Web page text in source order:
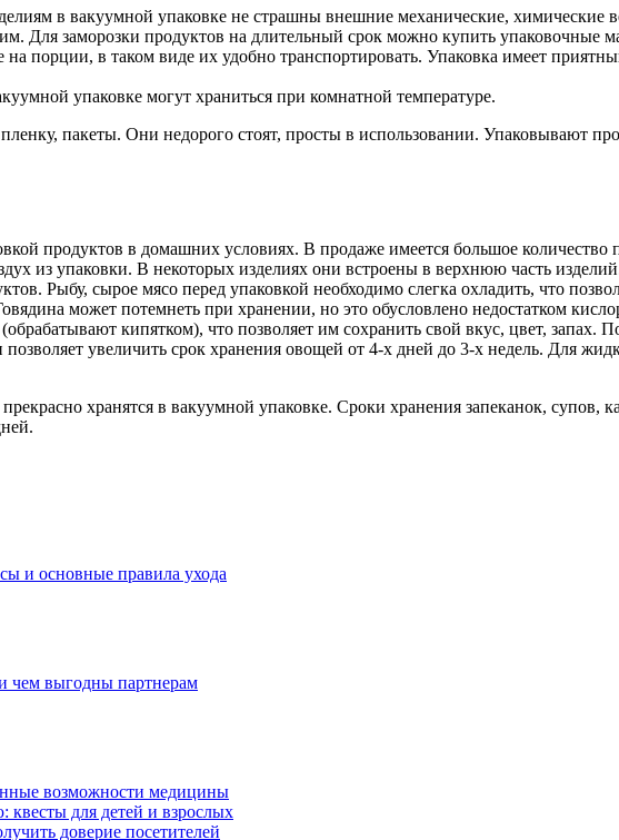
в вакуумной упаковке не страшны внешние механические, химические
Для заморозки продуктов на длительный срок можно купить упаковочные
порции, в таком виде их удобно транспортировать. Упаковка имеет
упаковке могут храниться при комнатной температуре.
пакеты. Они недорого стоят, просты в использовании. Упаковывают
продуктов в домашних условиях. В продаже имеется большое количество
из упаковки. В некоторых изделиях они встроены в верхнюю часть
Рыбу, сырое мясо перед упаковкой необходимо слегка охладить, что
может потемнеть при хранении, но это обусловлено недостатком
кипятком), что позволяет им сохранить свой вкус, цвет, запах.
увеличить срок хранения овощей от 4-х дней до 3-х недель. Для
хранятся в вакуумной упаковке. Сроки хранения запеканок, супов,
и основные правила ухода
чем выгодны партнерам
возможности медицины
для детей и взрослых
доверие посетителей